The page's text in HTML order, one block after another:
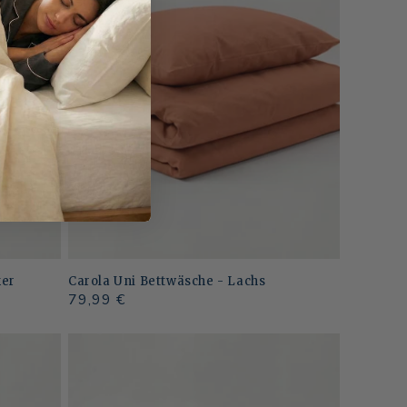
Carola Uni Bettwäsche - Lachs
Normaler
79,99 €